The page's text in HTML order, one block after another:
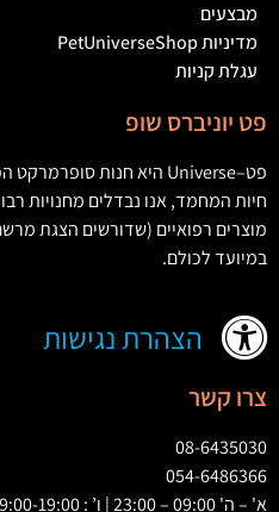
מבצעים
מדיניות PetUniverseShop
עגלת קניות
פט יוניברס שופ
פט–
Universe היא חנות סופרמרקט
חיות המחמד,אנו נבדלים מחנויות
מוצרים רפואיים (שדורשים הצגת
במיועד לכולם.
הצהרת נגישות
צרו קשר
08-6435030
054-6486366
א' – ה' 09:00 – 23:00 | ו’ : 9:00-19:00 | שבת 16:00-23:00